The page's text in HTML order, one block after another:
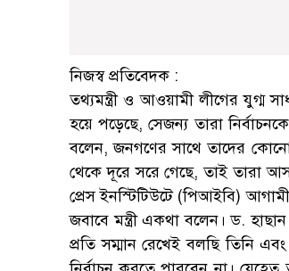
নিজস্ব প্রতিবেদক :
তথ্যমন্ত্রী ও আওয়ামী লীগের যুগ্ম
হয়ে পড়েছে, সেজন্য তারা
বলেন, জনগণের সাথে তাদের কোনো
থেকে দূরে সরে গেছে, তাই তারা
প্রেস ইনস্টিটিউটে (পিআইবি) আগামী
জবাবে মন্ত্রী একথা বলেন। ড.
প্রতি সম্মান রেখেই বলছি তিনি